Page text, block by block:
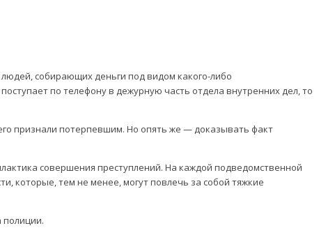
собирающих деньги под видом какого-либо
по телефону в дежурную часть отдела внутренних дел, то
признали потерпевшим. Но опять же — доказывать факт
совершения преступлений. На каждой подведомственной
которые, тем не менее, могут повлечь за собой тяжкие
полиции.